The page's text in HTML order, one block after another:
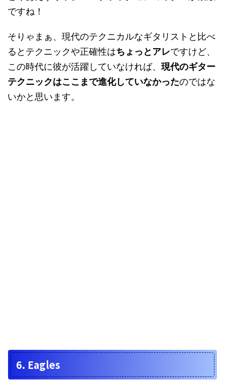
ですね！
そりゃまぁ、現代のテクニカルなギタリストと比べ
るとテクニックや正確性はちょっとアレですけど、
この時代に彼が活躍していなければ、 現代のギター
テクニックはここまで進化していなかったのではな
いかと思います。
6. Eagles